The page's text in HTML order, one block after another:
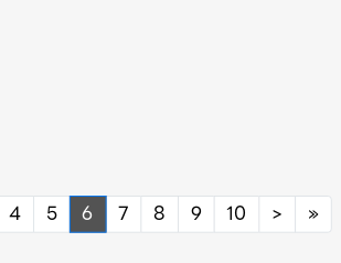
4 5 6 7 8 9 10 > Next
»